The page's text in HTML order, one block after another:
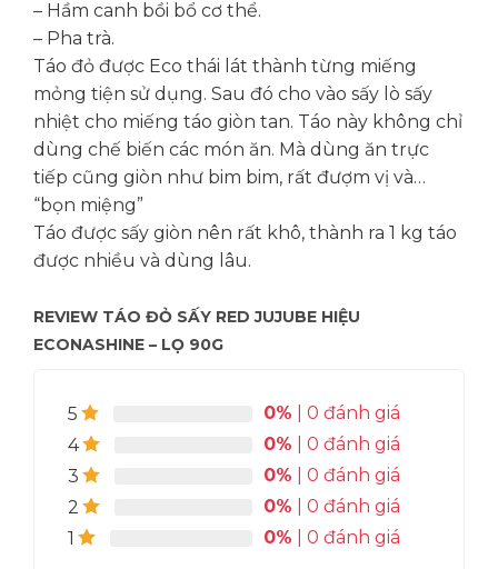
– Hầm canh bồi bổ cơ thể.
– Pha trà.
Táo đỏ được Eco thái lát thành từng miếng
mỏng tiện sử dụng. Sau đó cho vào sấy lò sấy
nhiệt cho miếng táo giòn tan. Táo này không chỉ
dùng chế biến các món ăn. Mà dùng ăn trực
tiếp cũng giòn như bim bim, rất đượm vị và…
“bọn miệng”
Táo được sấy giòn nên rất khô, thành ra 1 kg táo
được nhiều và dùng lâu.
REVIEW TÁO ĐỎ SẤY RED JUJUBE HIỆU
ECONASHINE – LỌ 90G
5 0% | 0 đánh giá
4
0% | 0 đánh giá
3
0% | 0 đánh giá
2
0% | 0 đánh giá
1
0% | 0 đánh giá